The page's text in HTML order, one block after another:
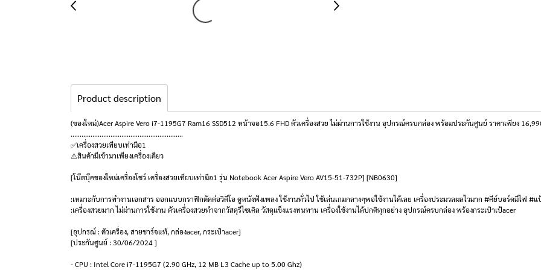
Product description
(ของใหม่)Acer Aspire Vero i7-1195G7 Ram16 SSD512 หน้าจอ15.6 FHD ตัวเครื่องสวย ไม่ผ่านการใช้งาน อุปกรณ์ครบกล่อง พร้อมประกันศูนย์ ราคาเพียง
..............................................................
✅เครื่องสวยเทียบเท่ามือ1
⚠️สินค้ามีเข้ามาเพียงเครื่องเดียว
[โน๊ตบุ๊คของใหม่เครื่องโชว์ เครื่องสวยเทียบเท่ามือ1 รุ่น Notebook Acer Aspire Vero AV15-51-732P] [NB0630]
:เหมาะกับการทำงานเอกสาร ออกแบบกราฟิกตัดต่อวิดีโอ ดูหนังฟังเพลง ใช้งานทั่วไป ใช้เล่นเกมกลางๆพอใช้งานได้เลย เครื่องประมวลผลไวมาก #คีย์บอร์ดมีไฟ #
:เครื่องสวยมาก ไม่ผ่านการใช้งาน ตัวเครื่องสวยทำจากวัสดุรีไซเคิล วัสดุแข็งแรงทนทาน เครื่องใช้งานได้ปกติทุกอย่าง อุปกรณ์ครบกล่อง พร้องกระเป๋าเป้acer
[อุปกรณ์ : ตัวเครื่อง, สายชาร์จแท้, กล่องacer, กระเป๋าacer]
[ประกันศูนย์ : 30/06/2024 ]
- CPU : Intel Core i7-1195G7 (2.90 GHz, 12 MB L3 Cache up to 5.00 Ghz)